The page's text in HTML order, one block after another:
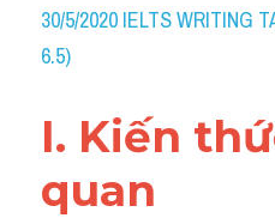
Du học Hà Lan
Đề thi thật Task 1
Adv
30/5/2020 IELTS WRITING
6.5)
I. Kiến
quan